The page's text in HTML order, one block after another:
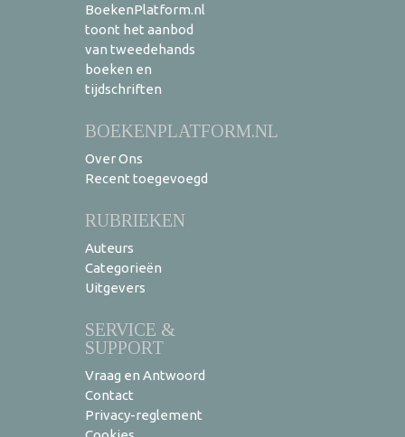
BoekenPlatform.nl
toont het aanbod
van tweedehands
boeken en
tijdschriften
BOEKENPLATFORM.NL
Over Ons
Recent toegevoegd
RUBRIEKEN
Auteurs
Categorieën
Uitgevers
SERVICE &
SUPPORT
Vraag en Antwoord
Contact
Privacy-reglement